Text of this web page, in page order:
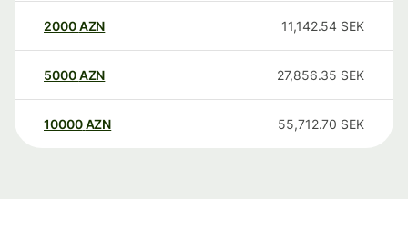
2000AZN 11,142.54 SEK
5000AZN 27,856.35 SEK
10000 AZN 55,712.70 SEK